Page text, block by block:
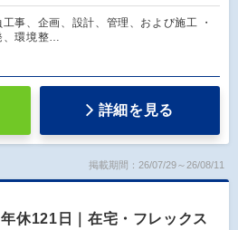
工事、企画、設計、管理、および施工 ・
、環境整…
詳細を見る
掲載期間：26/07/29～26/08/11
休121日｜在宅・フレックス